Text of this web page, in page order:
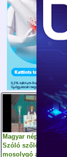
Magyar népmesék:
Szóló szőlő,
mosolygó alma,